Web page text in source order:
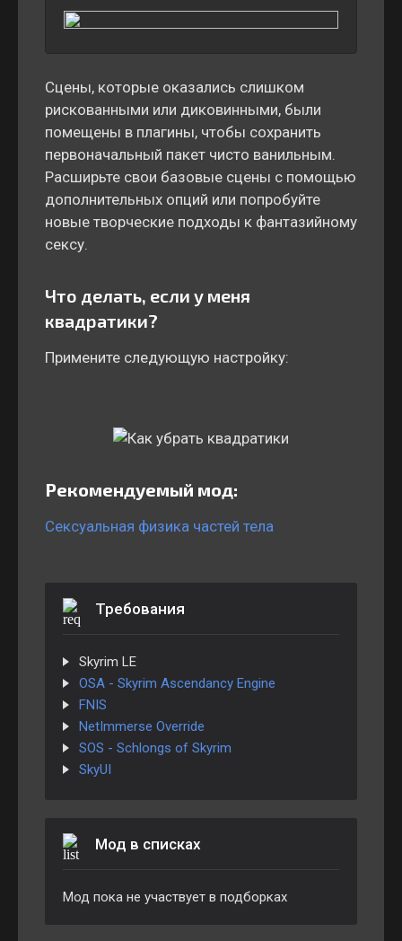
Сцены, которые оказались слишком
рискованными или диковинными, были
помещены в плагины, чтобы сохранить
первоначальный пакет чисто ванильным.
Расширьте свои базовые сцены с помощью
дополнительных опций или попробуйте
новые творческие подходы к фантазийному
сексу.
Что делать, если у меня
квадратики?
Примените следующую настройку:
Рекомендуемый мод:
Сексуальная физика частей тела
Требования
Skyrim LE
OSA - Skyrim Ascendancy Engine
FNIS
NetImmerse Override
SOS - Schlongs of Skyrim
SkyUI
Мод в списках
Мод пока не участвует в подборках